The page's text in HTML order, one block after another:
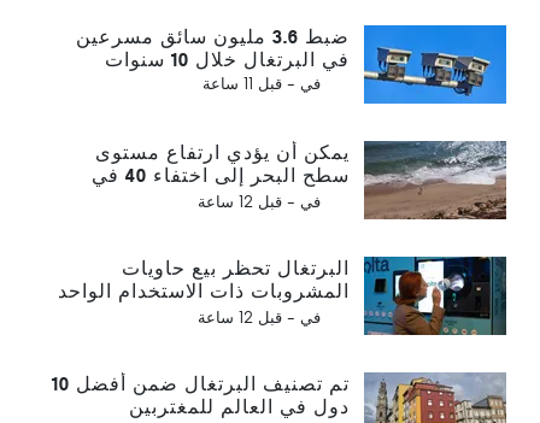
ضبط 3.6 مليون سائق مسرعين
في البرتغال خلال 10 سنوات
في - قبل 11 ساعة
يمكن أن يؤدي ارتفاع مستوى
سطح البحر إلى اختفاء 40 في
المائة من شواطئ البرتغال
في - قبل 12 ساعة
البرتغال تحظر بيع حاويات
المشروبات ذات الاستخدام الواحد
بدون فولتا
في - قبل 12 ساعة
تم تصنيف البرتغال ضمن أفضل 10
دول في العالم للمغتربين